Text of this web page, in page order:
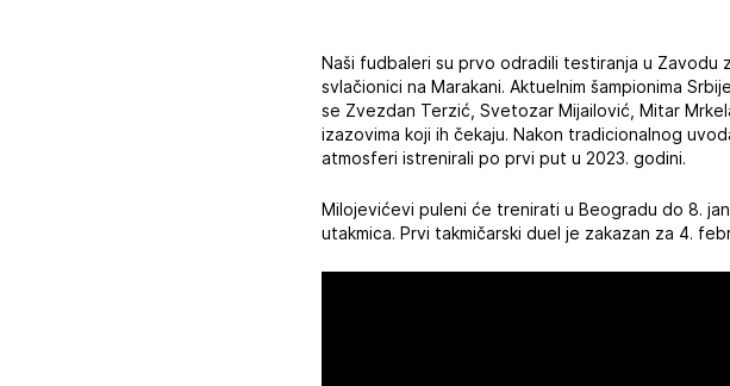
Naši fudbaleri su prvo odradili testiranja u Zavodu
svlačionici na Marakani. Aktuelnim šampionima
se Zvezdan Terzić, Svetozar Mijailović, Mitar
izazovima koji ih čekaju. Nakon tradicionalnog
atmosferi istrenirali po prvi put u 2023. godini.
Milojevićevi puleni će trenirati u Beogradu do 8.
utakmica. Prvi takmičarski duel je zakazan za 4.